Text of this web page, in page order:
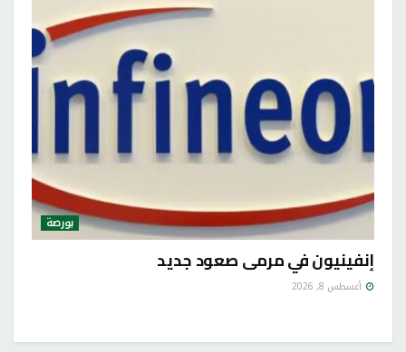
بورصة
إنفينيون في مرمى صعود جديد
أغسطس 8, 2026